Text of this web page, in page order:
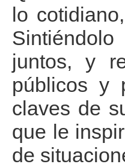
lo
juntos, y
públicos y
claves de
que le
de